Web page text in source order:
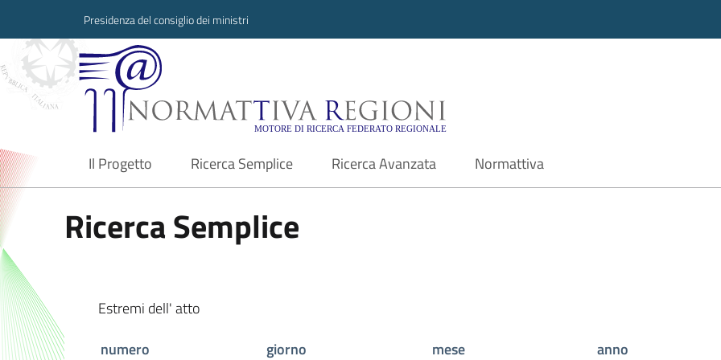
Presidenza del consiglio dei ministri
Normattiva Regioni - Motore di ricerca
Il Progetto
current Ricerca Semplice Ricerca Avanzata Normattiva
Ricerca Semplice
Estremi dell' atto
numero
giorno mese
anno